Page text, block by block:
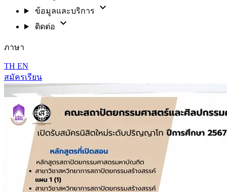
ข้อมูลและบริการ expand_more
ติดต่อ expand_more
ภาษา
TH EN
สมัครเรียน